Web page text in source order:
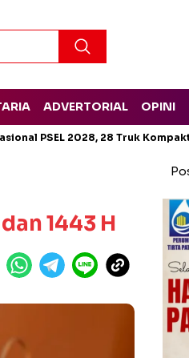
ADVERTORIAL OPINI
PSEL 2028, 28 Truk
1443 H